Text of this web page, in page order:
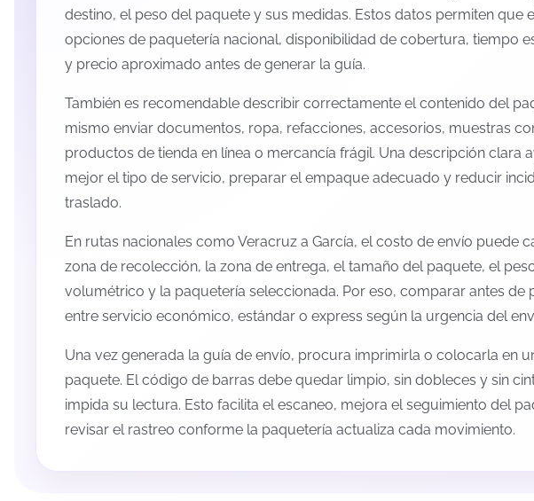
destino, el peso del paquete y sus medidas. Estos datos permiten que
opciones de paquetería nacional, disponibilidad de cobertura, tiempo
y precio aproximado antes de generar la guía.
También es recomendable describir correctamente el contenido del
mismo enviar documentos, ropa, refacciones, accesorios, muestras
productos de tienda en línea o mercancía frágil. Una descripción clara
mejor el tipo de servicio, preparar el empaque adecuado y reducir
traslado.
En rutas nacionales como Veracruz a García, el costo de envío puede
zona de recolección, la zona de entrega, el tamaño del paquete, el
volumétrico y la paquetería seleccionada. Por eso, comparar antes de
entre servicio económico, estándar o express según la urgencia del
Una vez generada la guía de envío, procura imprimirla o colocarla en
paquete. El código de barras debe quedar limpio, sin dobleces y sin
impida su lectura. Esto facilita el escaneo, mejora el seguimiento del
revisar el rastreo conforme la paquetería actualiza cada movimiento.